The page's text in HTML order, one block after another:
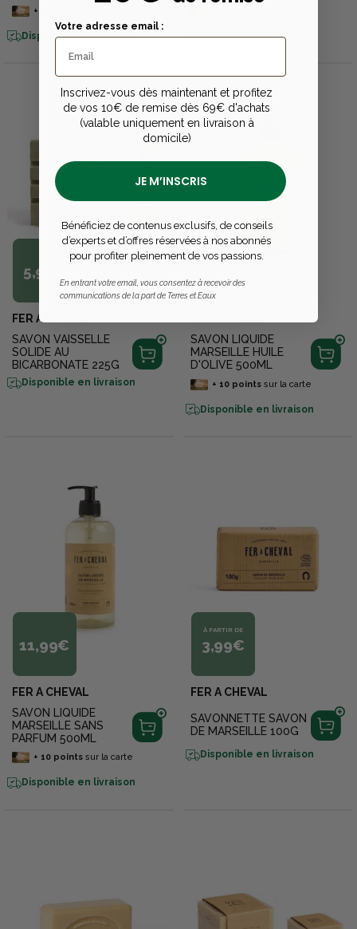
+
Disponible en livraison Disponible en livraison
5,99€
FER A CHEVAL
SAVON VAISSELLE
SOLIDE AU
BICARBONATE 225G
Disponible en livraison
SAVON LIQUIDE
MARSEILLE HUILE
D'OLIVE 500ML
+ 10pointssur la carte
Disponible en livraison
11,99€
FER A CHEVAL
SAVON LIQUIDE
MARSEILLE SANS
PARFUM 500ML
+ 10pointssur la carte
Disponible en livraison
À PARTIR DE
3,99€
FER A CHEVAL
SAVONNETTE SAVON
DE MARSEILLE 100G
Disponible en livraison
Votre adresse email :
Inscrivez-vous dès maintenant et profitez
de vos 10€ de remise dès 69€ d'achats
(valable uniquement en livraison à
domicile)
JE M’INSCRIS
Bénéficiez de contenus exclusifs, de conseils
d’experts et d’offres réservées à nos abonnés
pour profiter pleinement de vos passions.
En entrant votre email, vous consentez à recevoir des
communications de la part de Terres et Eaux